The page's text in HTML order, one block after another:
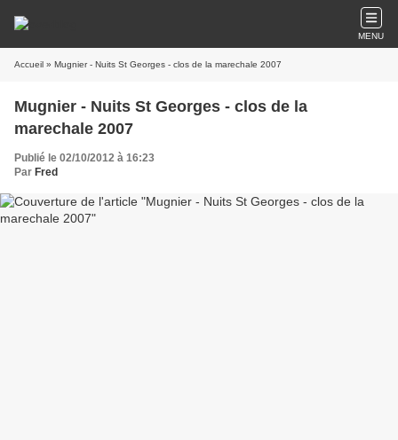
MENU
Accueil » Mugnier - Nuits St Georges - clos de la marechale 2007
Mugnier - Nuits St Georges - clos de la
marechale 2007
Publié le 02/10/2012 à 16:23
Par Fred